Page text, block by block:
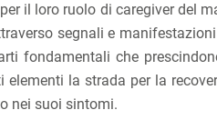
il loro ruolo di caregiver del
segnali e
fondamentali che
la strada per la
nei suoi sintomi.